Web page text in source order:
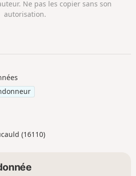
Ne pas les copier sans son
autorisation.
(16110)